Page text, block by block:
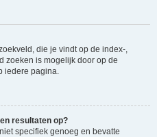
die je vindt op de index-,
zoeken is mogelijk door op de
iedere pagina.
resultaten op?
specifiek genoeg en bevatte